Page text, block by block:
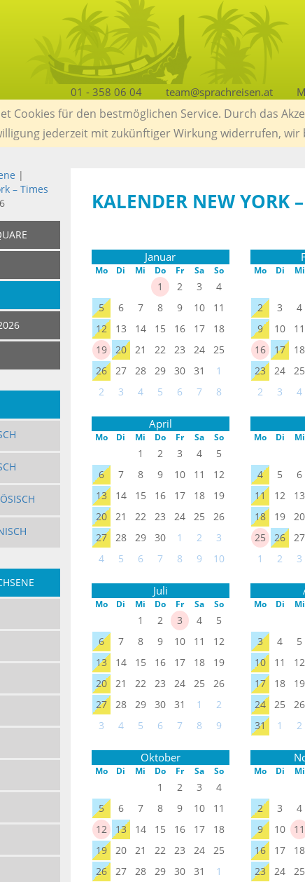
01 - 358 06 04 team@sprachreisen.at
Cookies für den bestmöglichen Service. Durch das
jederzeit mit zukünftiger Wirkung widerrufen,
|
– Times
KALENDER NEW YORK
Januar
Mo Di Mi Do Fr Sa So
1 2 3
4
5
6 7 8 9 10
11
12
13 14 15 16 17
18
19
20 21 22 23 24
25
26
27 28 29 30 31
1
2
3 4 5 6 7 8
Mo Di Mi
2
3 4
9
10 11
16
17 18
23
24 25
2
3 4
April
Mo Di Mi Do Fr Sa So
1 2 3 4
5
6
7 8 9 10 11
12
13
14 15 16 17 18
19
20
21 22 23 24 25
26
27
28 29 30 1 2
3
4
5 6 7 8 9 10
Mo Di Mi
4
5 6
11
12 13
18
19 20
25
26 27
1
2 3
Juli
Mo Di Mi Do Fr Sa So
1 2 3 4
5
6
7 8 9 10 11
12
13
14 15 16 17 18
19
20
21 22 23 24 25
26
27
28 29 30 31 1
2
3
4 5 6 7 8 9
Mo Di Mi
3
4 5
10
11 12
17
18 19
24
25 26
31
1 2
Oktober
Mo Di Mi Do Fr Sa So
1 2 3
4
5
6 7 8 9 10
11
12
13 14 15 16 17
18
19
20 21 22 23 24
25
26
27 28 29 30 31
1
Mo Di Mi
2
3 4
9
10 11
16
17 18
23
24 25